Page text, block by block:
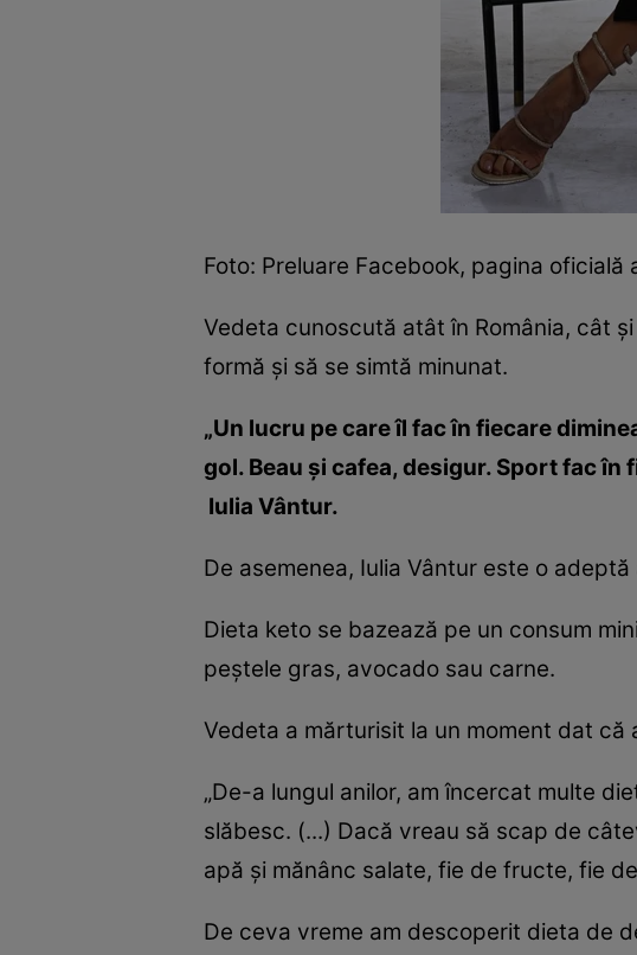
Foto: Preluare Facebook, pagina oficială
Vedeta cunoscută atât în România, cât
formă și să se simtă minunat.
„Un lucru pe care îl fac în fiecare
gol. Beau şi cafea, desigur. Sport fac în
Iulia Vântur.
De asemenea, Iulia Vântur este o adeptă
Dieta keto se bazează pe un consum
peştele gras, avocado sau carne.
Vedeta a mărturisit la un moment dat că
„De-a lungul anilor, am încercat multe
slăbesc. (...) Dacă vreau să scap de
apă şi mănânc salate, fie de fructe, fie
De ceva vreme am descoperit dieta de